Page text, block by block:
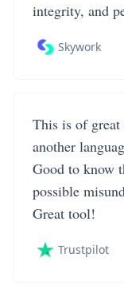
integrity, and
Skywork
This is of great
another
Good to know
possible
Great tool!
Trustpilot